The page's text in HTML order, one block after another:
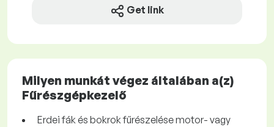
Get link
Milyen munkát végez általában a(z)
Fűrészgépkezelő
Erdei fák és bokrok fűrészelése motor- vagy